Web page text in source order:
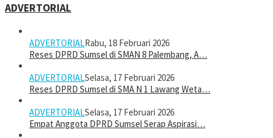
ADVERTORIAL
ADVERTORIALRabu, 18 Februari 2026
Reses DPRD Sumsel di SMAN 8 Palembang, A…
ADVERTORIALSelasa, 17 Februari 2026
Reses DPRD Sumsel di SMA N 1 Lawang Weta…
ADVERTORIALSelasa, 17 Februari 2026
Empat Anggota DPRD Sumsel Serap Aspirasi…